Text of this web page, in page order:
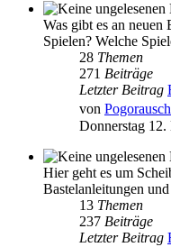
Was gibt es an neuen
Spielen? Welche
28 Themen
271 Beiträge
Letzter Beitrag
von Pogorausch
Donnerstag
Hier geht es um
Bastelanleitungen
13 Themen
237 Beiträge
Letzter Beitrag